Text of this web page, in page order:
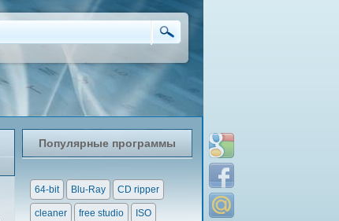
Популярные программы
64-bit Blu-Ray CD ripper
cleaner free studio ISO